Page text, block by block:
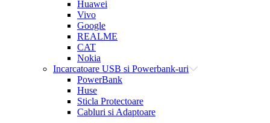
Huawei
Vivo
Google
REALME
CAT
Nokia
Incarcatoare USB si Powerbank-uri
PowerBank
Huse
Sticla Protectoare
Cabluri si Adaptoare